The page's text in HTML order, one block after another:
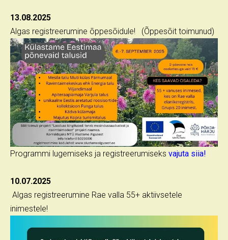
13.08.2025
Algas registreerumine õppesõidule! (Õppesõit toimunud)
Programmi lugemiseks ja registreerumiseks vajuta siia!
10.07.2025
Algas registreerumine Rae valla 55+ aktiivsetele
inimestele!